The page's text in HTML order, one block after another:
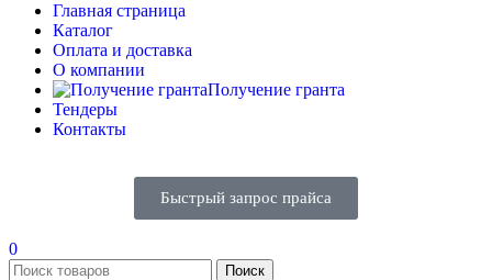
Главная страница
Каталог
Оплата и доставка
О компании
Получение гранта
Тендеры
Контакты
Быстрый запрос прайса
0
Поиск